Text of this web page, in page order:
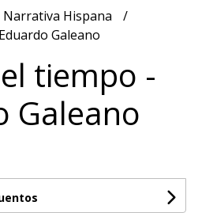
Narrativa Hispana
Galeano
tiempo -
Galeano